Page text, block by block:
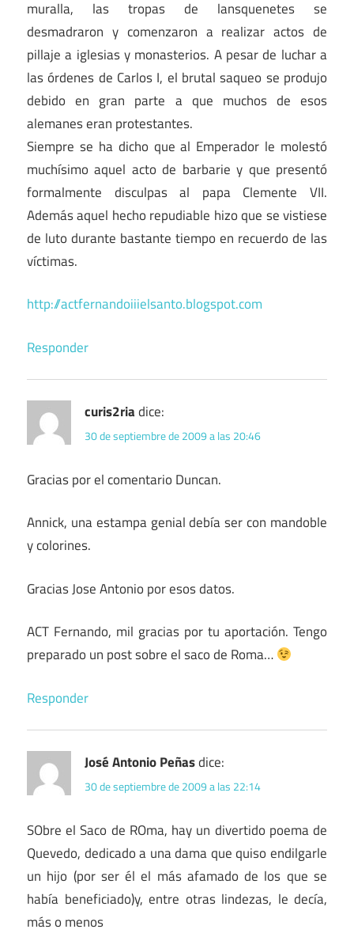
muralla, las tropas de lansquenetes se
desmadraron y comenzaron a realizar actos de
pillaje a iglesias y monasterios. A pesar de luchar a
las órdenes de Carlos I, el brutal saqueo se produjo
debido en gran parte a que muchos de esos
alemanes eran protestantes.
Siempre se ha dicho que al Emperador le molestó
muchísimo aquel acto de barbarie y que presentó
formalmente disculpas al papa Clemente VII.
Además aquel hecho repudiable hizo que se vistiese
de luto durante bastante tiempo en recuerdo de las
víctimas.
http://actfernandoiiielsanto.blogspot.com
Responder
curis2riadice:
30 de septiembre de 2009 a las 20:46
Gracias por el comentario Duncan.
Annick, una estampa genial debía ser con mandoble
y colorines.
Gracias Jose Antonio por esos datos.
ACT Fernando, mil gracias por tu aportación. Tengo
preparado un post sobre el saco de Roma…
Responder
José Antonio Peñasdice:
30 de septiembre de 2009 a las 22:14
SObre el Saco de ROma, hay un divertido poema de
Quevedo, dedicado a una dama que quiso endilgarle
un hijo (por ser él el más afamado de los que se
había beneficiado)y, entre otras lindezas, le decía,
más o menos